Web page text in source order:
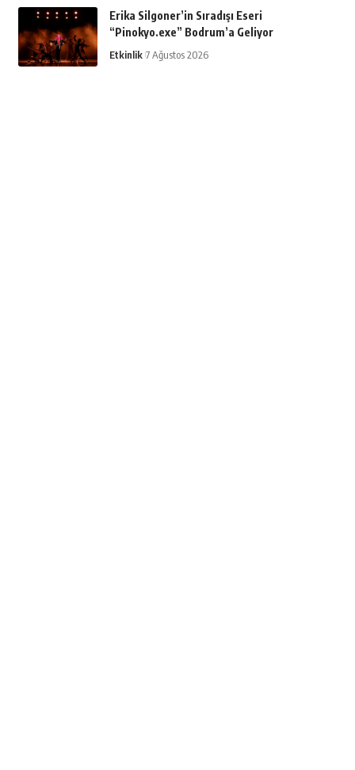
Erika Silgoner’in Sıradışı Eseri
“Pinokyo.exe” Bodrum’a Geliyor
Etkinlik 7 Ağustos 2026